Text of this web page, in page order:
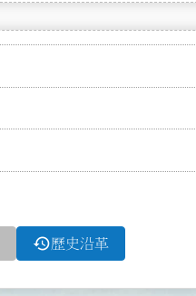
history歷史沿革